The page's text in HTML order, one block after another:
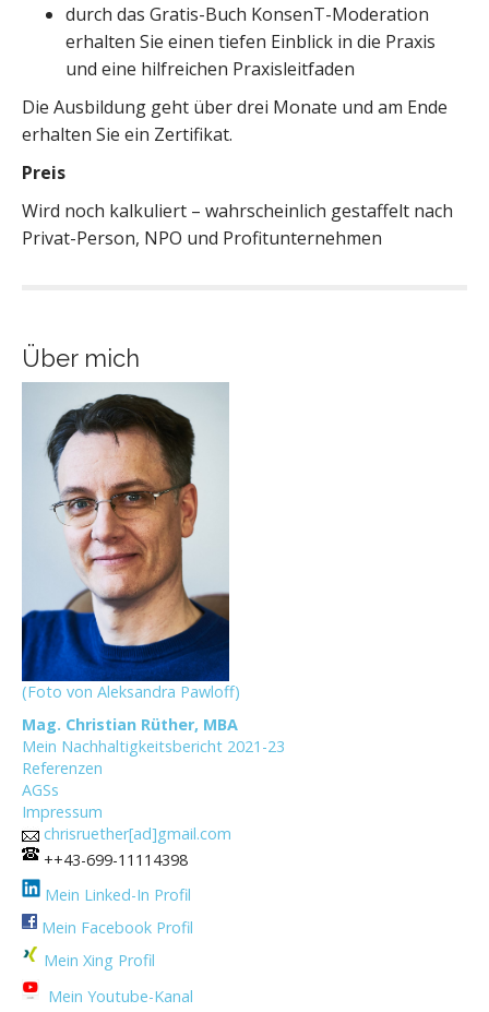
durch das Gratis-Buch KonsenT-Moderation
erhalten Sie einen tiefen Einblick in die Praxis
und eine hilfreichen Praxisleitfaden
Die Ausbildung geht über drei Monate und am Ende
erhalten Sie ein Zertifikat.
Preis
Wird noch kalkuliert – wahrscheinlich gestaffelt nach
Privat-Person, NPO und Profitunternehmen
Über mich
(Foto von Aleksandra Pawloff)
Mag. Christian Rüther, MBA
Mein Nachhaltigkeitsbericht 2021-23
Referenzen
AGSs
Impressum
chrisruether[ad]gmail.com
++43-699-11114398
Mein Linked-In Profil
Mein Facebook Profil
Mein Xing Profil
Mein Youtube-Kanal